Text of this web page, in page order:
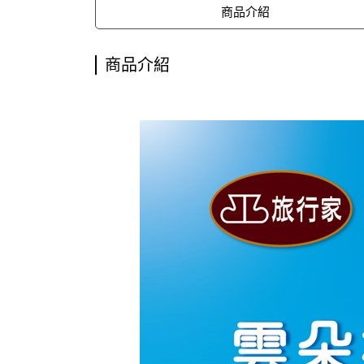
商品介紹
商品介紹